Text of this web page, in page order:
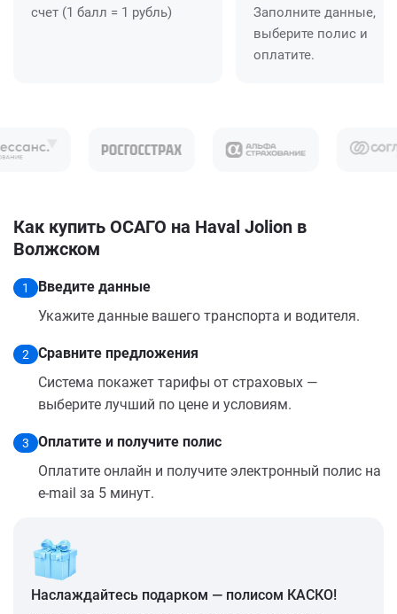
счет (1 балл = 1 рубль)
Заполните данные,
выберите полис и
оплатите.
Как купить ОСАГО на Haval Jolion в
Волжском
1
Введите данные
Укажите данные вашего транспорта и водителя.
2
Сравните предложения
Система покажет тарифы от страховых —
выберите лучший по цене и условиям.
3
Оплатите и получите полис
Оплатите онлайн и получите электронный полис на
e-mail за 5 минут.
Наслаждайтесь подарком — полисом КАСКО!